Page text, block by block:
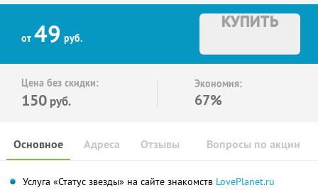
от 49 руб.
КУПИТЬ
Цена без скидки:
150 руб.
Экономия:
67%
Основное Отзывы Вопросы по акции
Адреса
Услуга «Статус звезды» на сайте знакомств LovePlanet.ru